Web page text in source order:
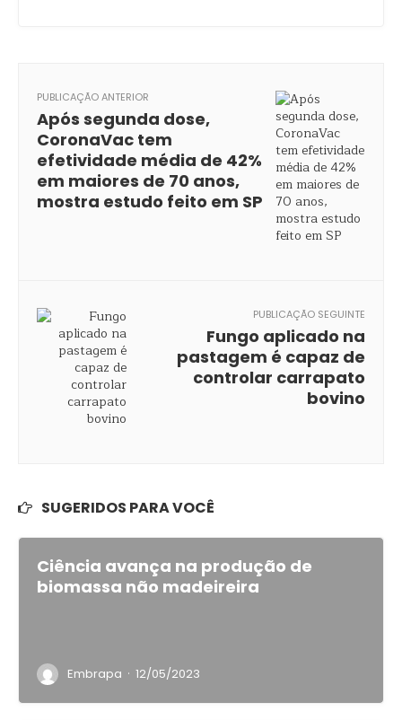
PUBLICAÇÃO ANTERIOR
Após segunda dose,
CoronaVac tem
efetividade média de 42%
em maiores de 70 anos,
mostra estudo feito em SP
PUBLICAÇÃO SEGUINTE
Fungo aplicado na
pastagem é capaz de
controlar carrapato
bovino
SUGERIDOS PARA VOCÊ
Ciência avança na produção de
biomassa não madeireira
Embrapa · 12/05/2023